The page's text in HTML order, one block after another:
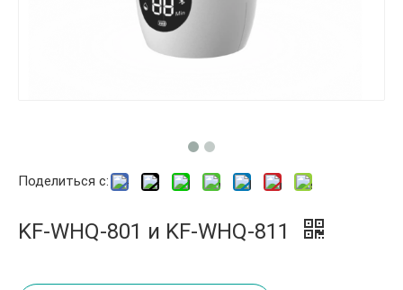
Поделиться с:
KF-WHQ-801 и KF-WHQ-811